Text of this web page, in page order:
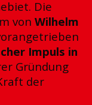
Die
von Wilhelm
Impuls in
Gründung
der